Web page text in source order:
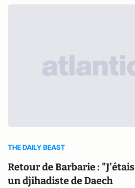
THE DAILY BEAST
Retour de Barbarie : "J’étais
un djihadiste de Daech